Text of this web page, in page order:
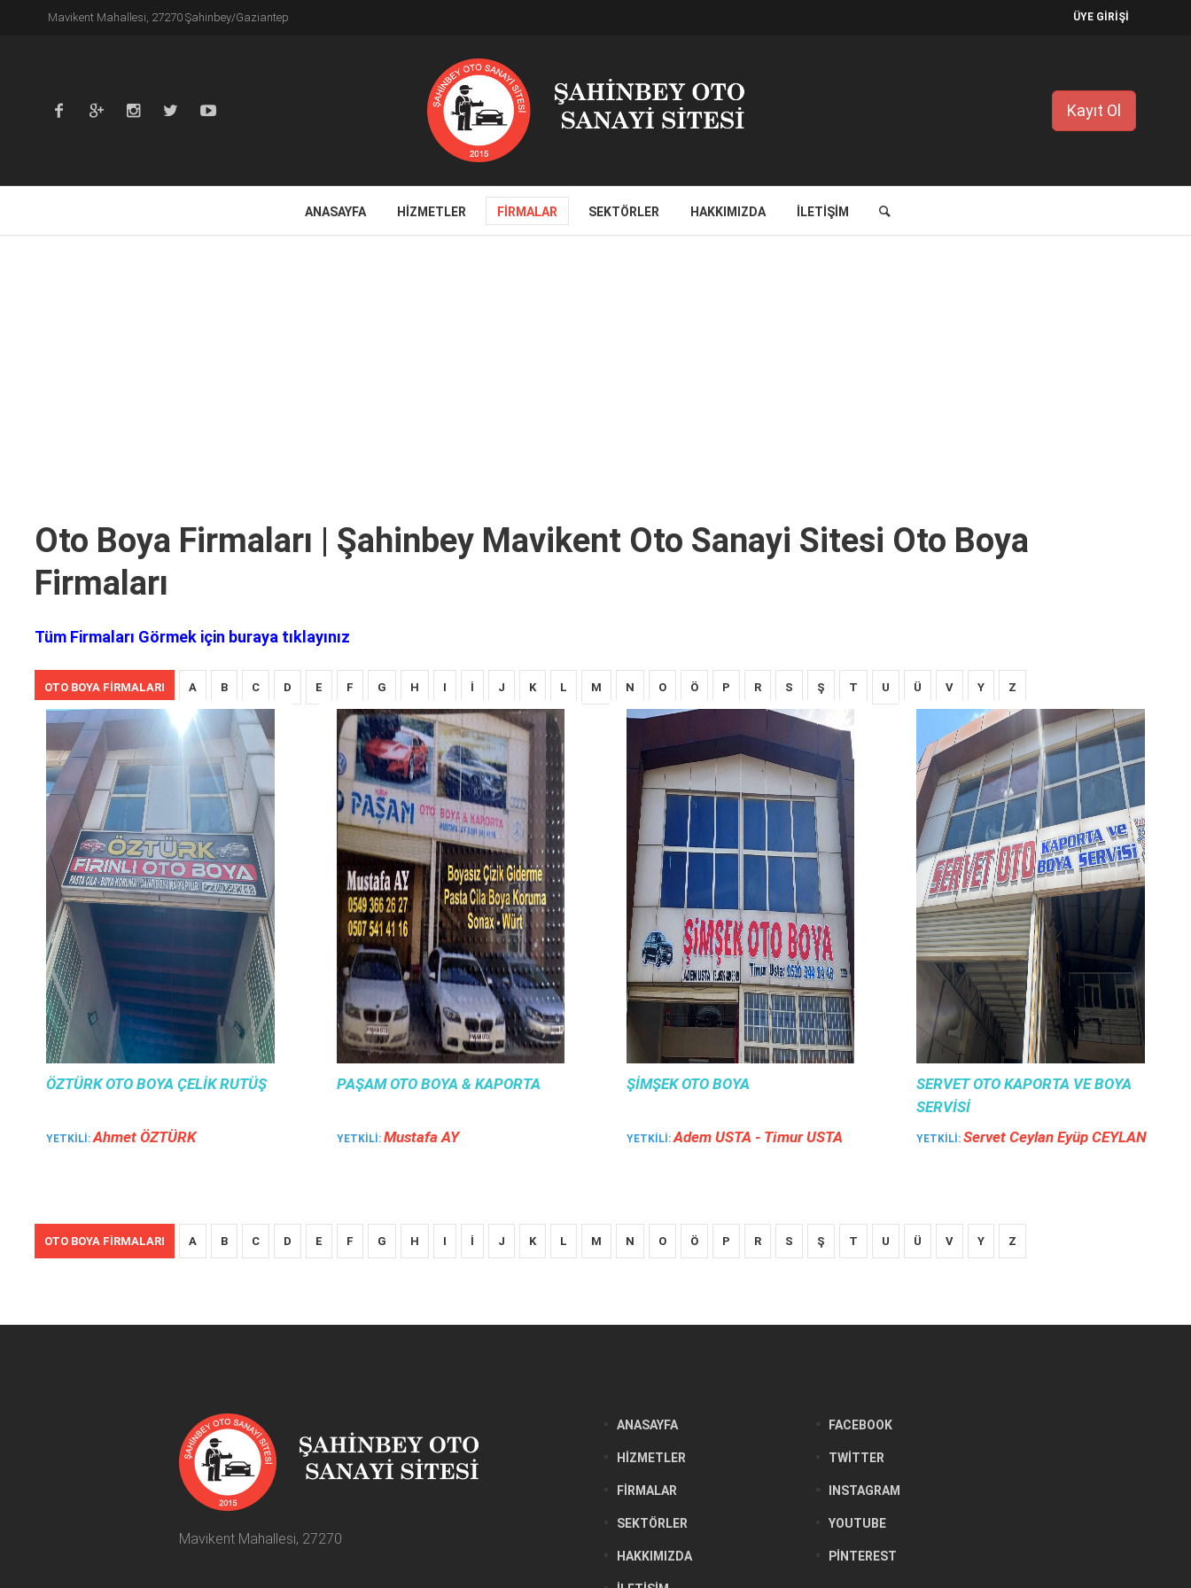
ÜYE GİRİŞİ
Mavikent Mahallesi, 27270 Şahinbey/Gaziantep
Kayıt Ol
ANASAYFA HIZMETLER FIRMALAR SEKTÖRLER HAKKIMIZDA İLETIŞIM
Oto Boya Firmaları | Şahinbey Mavikent Oto Sanayi Sitesi Oto Boya
Firmaları
Tüm Firmaları Görmek için buraya tıklayınız
OTO BOYA FIRMALARI A B C D E F G H I İ J K L M N O Ö P R S Ş T U Ü V Y Z
ÖZTÜRK OTO BOYA ÇELIK RUTÜŞ
YETKILI:Ahmet ÖZTÜRK
PAŞAM OTO BOYA & KAPORTA
YETKILI: Mustafa AY
ŞIMŞEK OTO BOYA
YETKILI:Adem USTA - Ti̇mur USTA
SERVET OTO KAPORTA VE BOYA
SERVISI
YETKILI:Servet Ceylan Eyüp CEYLAN
OTO BOYA FIRMALARI A B C D E F G H I İ J K L M N O Ö P R S Ş T U Ü V Y Z
Mavikent Mahallesi, 27270
ANASAYFA
HIZMETLER
FIRMALAR
SEKTÖRLER
HAKKIMIZDA
FACEBOOK
TWITTER
INSTAGRAM
YOUTUBE
PINTEREST